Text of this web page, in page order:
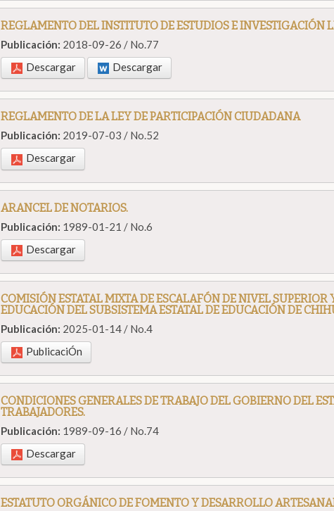
REGLAMENTO DEL INSTITUTO DE ESTUDIOS E INVESTIGACIÓN
Publicación: 2018-09-26 / No.77
Descargar
Descargar
REGLAMENTO DE LA LEY DE PARTICIPACIÓN CIUDADANA
Publicación: 2019-07-03 / No.52
Descargar
ARANCEL DE NOTARIOS.
Publicación: 1989-01-21 / No.6
Descargar
COMISIÓN ESTATAL MIXTA DE ESCALAFÓN DE NIVEL
EDUCACIÓN DEL SUBSISTEMA ESTATAL DE EDUCACIÓN DE
Publicación: 2025-01-14 / No.4
PublicaciÓn
CONDICIONES GENERALES DE TRABAJO DEL GOBIERNO DEL
TRABAJADORES.
Publicación: 1989-09-16 / No.74
Descargar
ESTATUTO ORGÁNICO DE FOMENTO Y DESARROLLO